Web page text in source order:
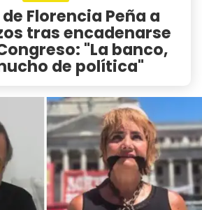
Florencia Peña a
tras encadenarse
"La banco,
de política"